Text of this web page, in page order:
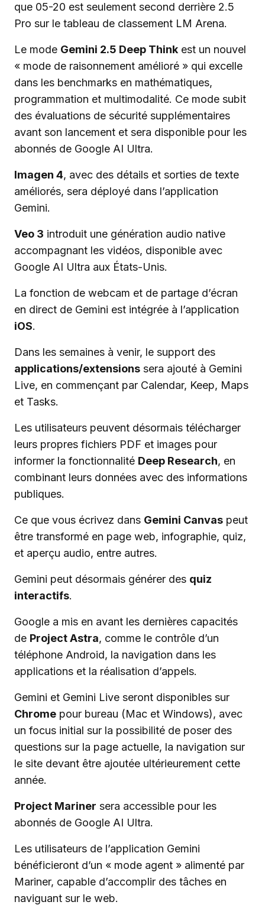
que 05-20 est seulement second derrière 2.5
Pro sur le tableau de classement LM Arena.
Le mode Gemini 2.5 Deep Think est un nouvel
« mode de raisonnement amélioré » qui excelle
dans les benchmarks en mathématiques,
programmation et multimodalité. Ce mode subit
des évaluations de sécurité supplémentaires
avant son lancement et sera disponible pour les
abonnés de Google AI Ultra.
Imagen 4, avec des détails et sorties de texte
améliorés, sera déployé dans l’application
Gemini.
Veo 3 introduit une génération audio native
accompagnant les vidéos, disponible avec
Google AI Ultra aux États-Unis.
La fonction de webcam et de partage d’écran
en direct de Gemini est intégrée à l’application
iOS.
Dans les semaines à venir, le support des
applications/extensions sera ajouté à Gemini
Live, en commençant par Calendar, Keep, Maps
et Tasks.
Les utilisateurs peuvent désormais télécharger
leurs propres fichiers PDF et images pour
informer la fonctionnalité Deep Research, en
combinant leurs données avec des informations
publiques.
Ce que vous écrivez dans Gemini Canvas peut
être transformé en page web, infographie, quiz,
et aperçu audio, entre autres.
Gemini peut désormais générer des quiz
interactifs.
Google a mis en avant les dernières capacités
de Project Astra, comme le contrôle d’un
téléphone Android, la navigation dans les
applications et la réalisation d’appels.
Gemini et Gemini Live seront disponibles sur
Chrome pour bureau (Mac et Windows), avec
un focus initial sur la possibilité de poser des
questions sur la page actuelle, la navigation sur
le site devant être ajoutée ultérieurement cette
année.
Project Mariner sera accessible pour les
abonnés de Google AI Ultra.
Les utilisateurs de l’application Gemini
bénéficieront d’un « mode agent » alimenté par
Mariner, capable d’accomplir des tâches en
naviguant sur le web.